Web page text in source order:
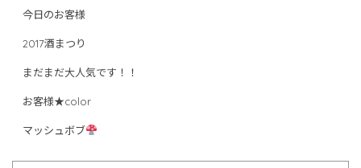
今日のお客様
2017酒まつり
まだまだ大人気です！！
お客様★color
マッシュボブ